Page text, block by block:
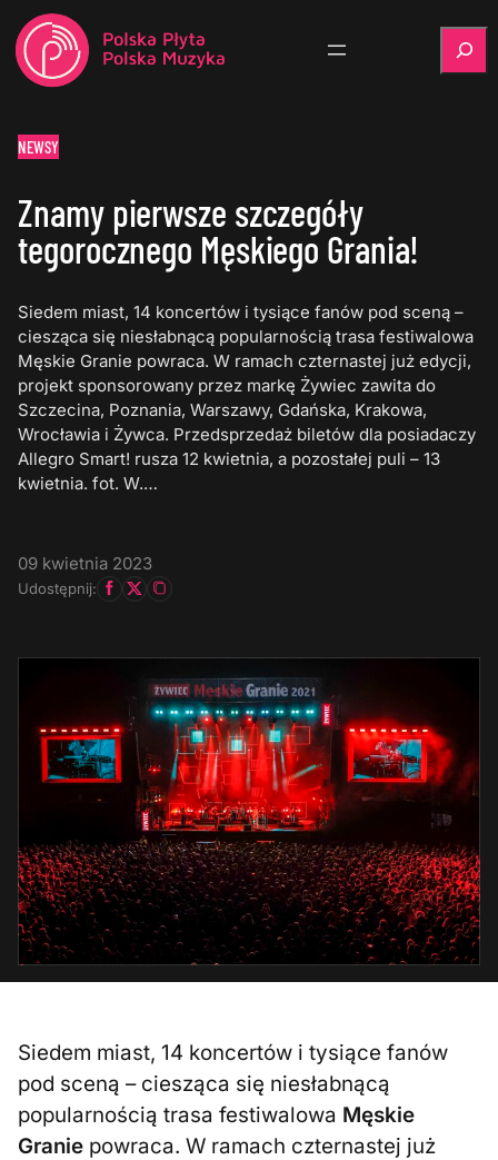
NEWSY
Znamy pierwsze szczegóły
tegorocznego Męskiego Grania!
Siedem miast, 14 koncertów i tysiące fanów pod sceną –
ciesząca się niesłabnącą popularnością trasa festiwalowa
Męskie Granie powraca. W ramach czternastej już edycji,
projekt sponsorowany przez markę Żywiec zawita do
Szczecina, Poznania, Warszawy, Gdańska, Krakowa,
Wrocławia i Żywca. Przedsprzedaż biletów dla posiadaczy
Allegro Smart! rusza 12 kwietnia, a pozostałej puli – 13
kwietnia. fot. W.…
09 kwietnia 2023
Udostępnij:
Siedem miast, 14 koncertów i tysiące fanów
pod sceną – ciesząca się niesłabnącą
popularnością trasa festiwalowa Męskie
Granie powraca. W ramach czternastej już